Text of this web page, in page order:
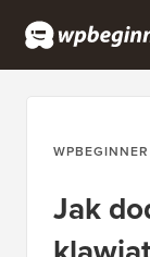
WPBEGINNER
Jak